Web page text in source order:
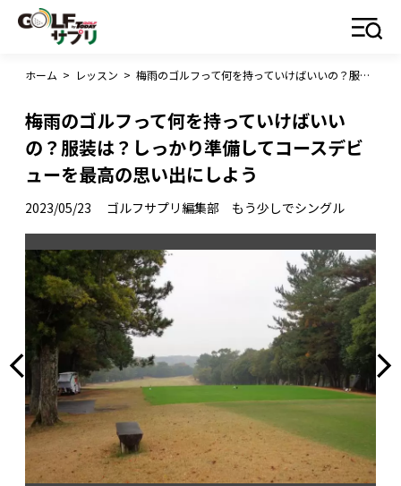
ホーム > レッスン > 梅雨のゴルフって何を持っていけばいいの？服装は？しっかり準備してコースデビューを最高の思い出にしよう
梅雨のゴルフって何を持っていけばいい
の？服装は？しっかり準備してコースデビ
ューを最高の思い出にしよう
2023/05/23 ゴルフサプリ編集部 もう少しでシングル